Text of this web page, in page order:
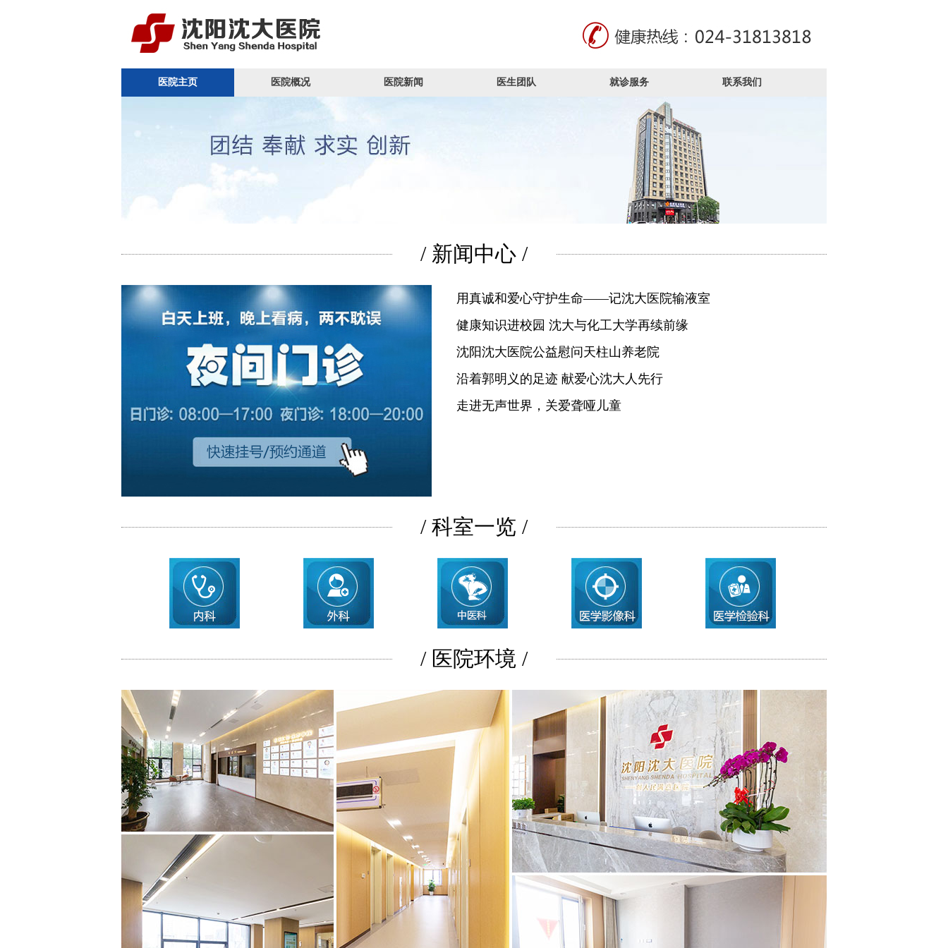
医院主页 医院概况 医院新闻 医生团队 就诊服务 联系我们
/ 新闻中心 /
用真诚和爱心守护生命——记沈大医院输液室
健康知识进校园 沈大与化工大学再续前缘
沈阳沈大医院公益慰问天柱山养老院
沿着郭明义的足迹 献爱心沈大人先行
走进无声世界，关爱聋哑儿童
/ 科室一览 /
/ 医院环境 /